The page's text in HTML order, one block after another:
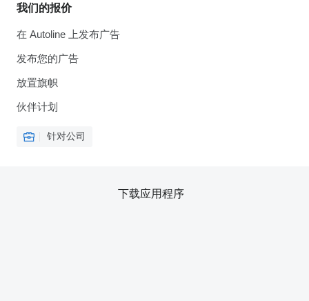
我们的报价
在 Autoline 上发布广告
发布您的广告
放置旗帜
伙伴计划
针对公司
下载应用程序